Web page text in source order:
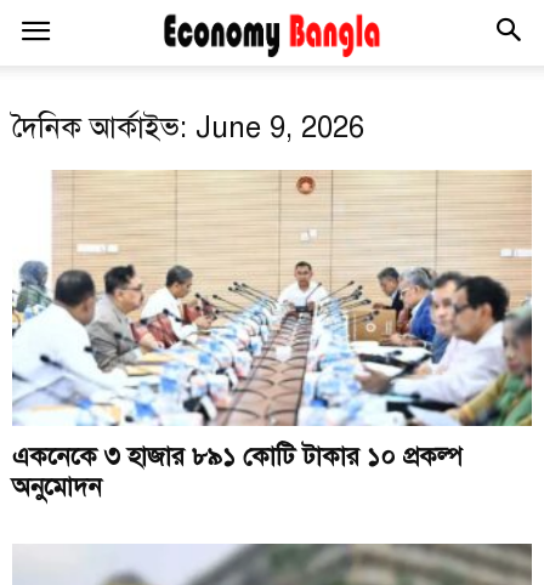
দৈনিক আর্কাইভ: June 9, 2026
একনেকে ৩ হাজার ৮৯১ কোটি টাকার ১০ প্রকল্প
অনুমোদন